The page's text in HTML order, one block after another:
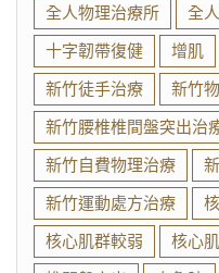
全人物理治療所
全
十字韌帶復健
增肌
新竹徒手治療
新竹
新竹腰椎椎間盤突出治
新竹自費物理治療
新竹運動處方治療
核心肌群較弱
核心